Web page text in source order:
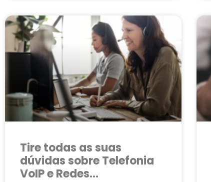
Tire todas as suas
dúvidas sobre Telefonia
VoIP e Redes